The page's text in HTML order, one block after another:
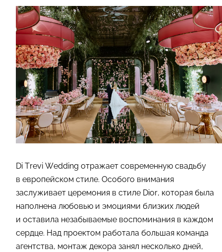
Di Trevi Wedding отражает современную свадьбу
в европейском стиле. Особого внимания
заслуживает церемония в стиле Dior, которая была
наполнена любовью и эмоциями близких людей
и оставила незабываемые воспоминания в каждом
сердце. Над проектом работала большая команда
агентства, монтаж декора занял несколько дней,